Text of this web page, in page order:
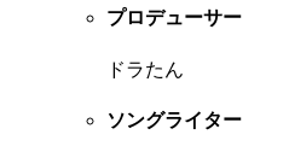
プロデューサー
ドラたん
ソングライター